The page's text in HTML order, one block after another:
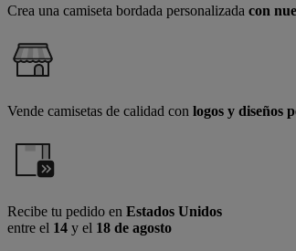
Crea una camiseta bordada personalizada con
Vende camisetas de calidad con logos y diseños
Recibe tu pedido en Estados Unidos
entre el 14 y el 18 de agosto